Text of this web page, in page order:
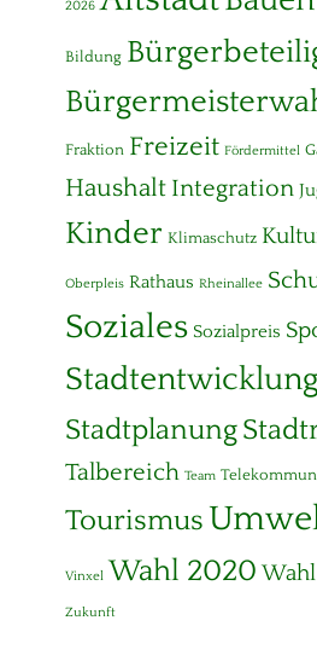
2026
Bildung
Fraktion Freizeit Fördermittel
Haushalt Integration
Kinder Klimaschutz
Oberpleis Rathaus Rheinallee
Soziales Sozialpreis
Stadtentwicklung
Stadtplanung
Talbereich Team
Tourismus
Vinxel Wahl 2020
Zukunft